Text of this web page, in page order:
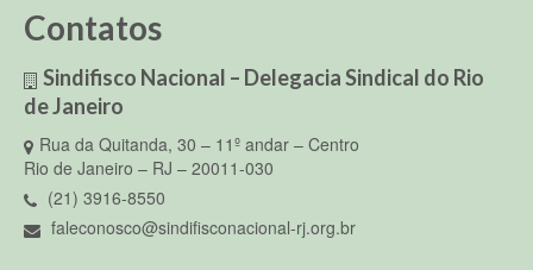
Contatos
Sindifisco Nacional – Delegacia Sindical do Rio
de Janeiro
Rua da Quitanda, 30 – 11º andar – Centro
Rio de Janeiro – RJ – 20011-030
(21) 3916-8550
faleconosco@sindifisconacional-rj.org.br